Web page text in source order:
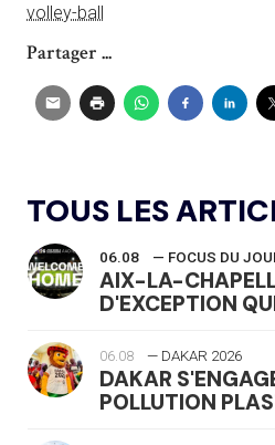
volley-ball
Partager ...
TOUS LES
06.08 — FOCUS DU
AIX-LA-
D'EXCEPTION
06.08 — DAKAR 2026
DAKAR
POLLUTION